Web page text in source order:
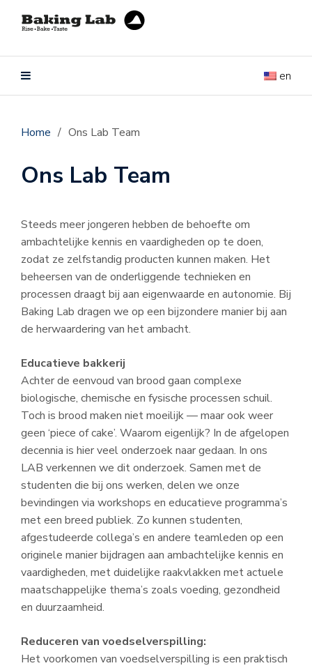
en
Home / Ons Lab Team
Ons Lab Team
Steeds meer jongeren hebben de behoefte om
ambachtelijke kennis en vaardigheden op te doen,
zodat ze zelfstandig producten kunnen maken. Het
beheersen van de onderliggende technieken en
processen draagt bij aan eigenwaarde en autonomie. Bij
Baking Lab dragen we op een bijzondere manier bij aan
de herwaardering van het ambacht.
Educatieve bakkerij
Achter de eenvoud van brood gaan complexe
biologische, chemische en fysische processen schuil.
Toch is brood maken niet moeilijk — maar ook weer
geen ‘piece of cake’. Waarom eigenlijk? In de afgelopen
decennia is hier veel onderzoek naar gedaan. In ons
LAB verkennen we dit onderzoek. Samen met de
studenten die bij ons werken, delen we onze
bevindingen via workshops en educatieve programma’s
met een breed publiek. Zo kunnen studenten,
afgestudeerde collega’s en andere teamleden op een
originele manier bijdragen aan ambachtelijke kennis en
vaardigheden, met duidelijke raakvlakken met actuele
maatschappelijke thema’s zoals voeding, gezondheid
en duurzaamheid.
Reduceren van voedselverspilling:
Het voorkomen van voedselverspilling is een praktisch